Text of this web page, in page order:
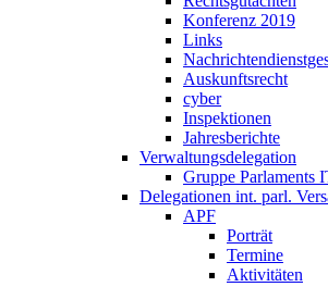
Konferenz 2019
Links
Auskunftsrecht
cyber
Inspektionen
Jahresberichte
Verwaltungsdelegation
Gruppe Parlaments
Delegationen int. parl.
APF
Porträt
Termine
Aktivitäten